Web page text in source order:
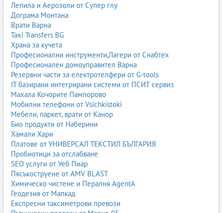
Лепила и Аерозоли от Супер глу
Дограма Монтана
Врати Варна
Taxi Transfers BG
Храна за кучета
Професионални инструменти,Лагери от Снабтех
Професионален домоуправител Варна
Резервни части за електротелфери от G-tools
IT базирани интегрирани системи от ПСИТ сервиз
Махала Кочорите Пампорово
Мобилни телефони от Vsichkistoki
Мебели, паркет, врати от Канор
Био продукти от Наберини
Хамали Хари
Платове от УНИВЕРСАЛ ТЕКСТИЛ БЪЛГАРИЯ
Пробиотици за отслабване
SEO услуги от Уеб Пиар
Пясъкоструене от AMV BLAST
Химическо чистене и Пералня AgentA
Геодезия от Мапкад
Експресни таксиметрови превози